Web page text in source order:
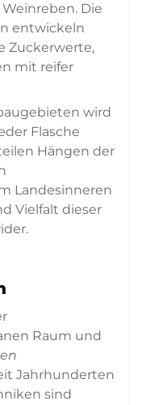
Die
entwickeln
Zuckerwerte,
mit reifer
wird
Flasche
Hängen der
Landesinneren
Vielfalt dieser
Raum und
Jahrhunderten
sind